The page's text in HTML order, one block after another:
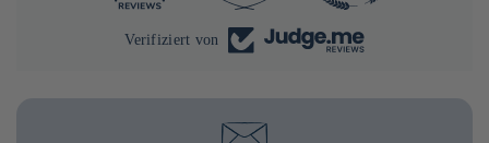
Verifiziert von